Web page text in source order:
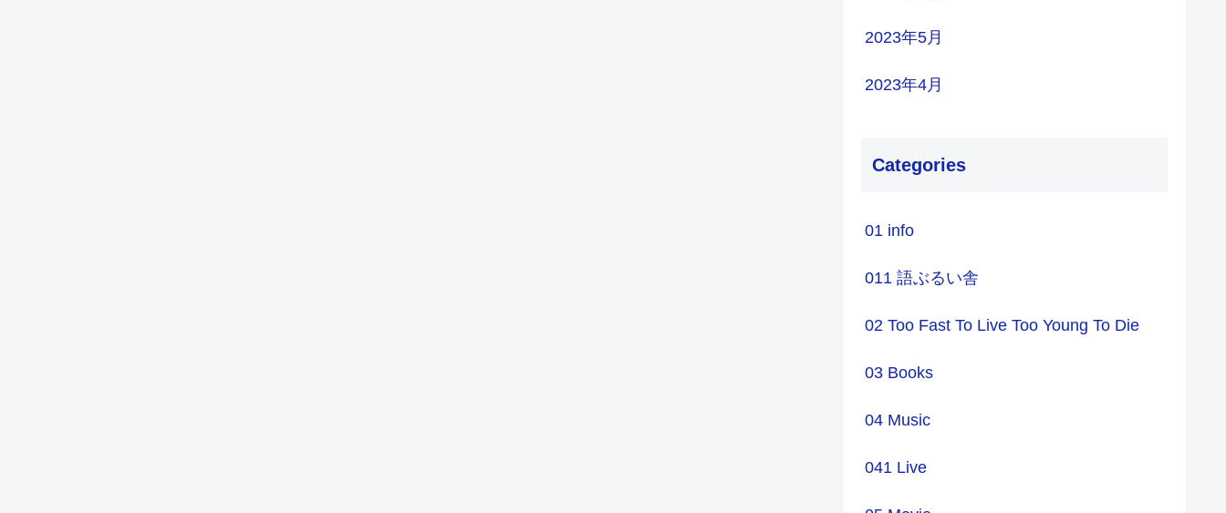
2023年5月
2023年4月
Categories
01 info
011 語ぶるい舎
02 Too Fast To Live Too Young To Die
03 Books
04 Music
041 Live